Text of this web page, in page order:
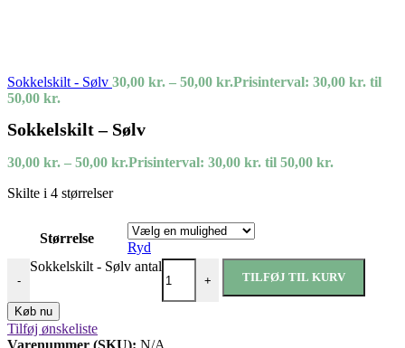
Sokkelskilt - Sølv 30,00 kr. – 50,00 kr.Prisinterval: 30,00 kr. til
50,00 kr.
Sokkelskilt – Sølv
30,00 kr. – 50,00 kr.Prisinterval: 30,00 kr. til 50,00 kr.
Skilte i 4 størrelser
Størrelse
Ryd
-
Sokkelskilt - Sølv antal
+ TILFØJ TIL KURV
Køb nu
Tilføj ønskeliste